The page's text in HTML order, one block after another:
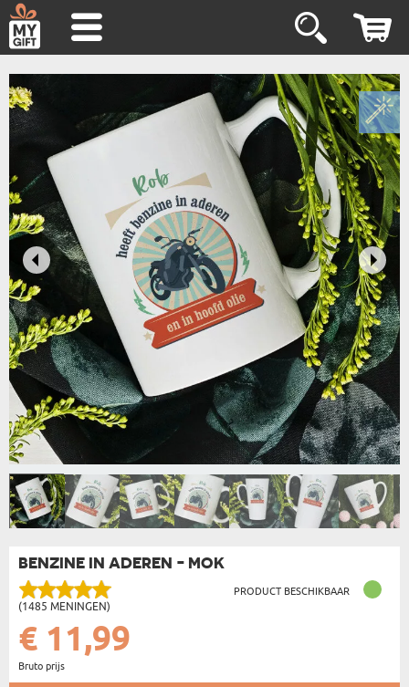
BENZINE IN ADEREN - MOK
(1485 MENINGEN)
PRODUCT BESCHIKBAAR
€ 11,99
Bruto prijs